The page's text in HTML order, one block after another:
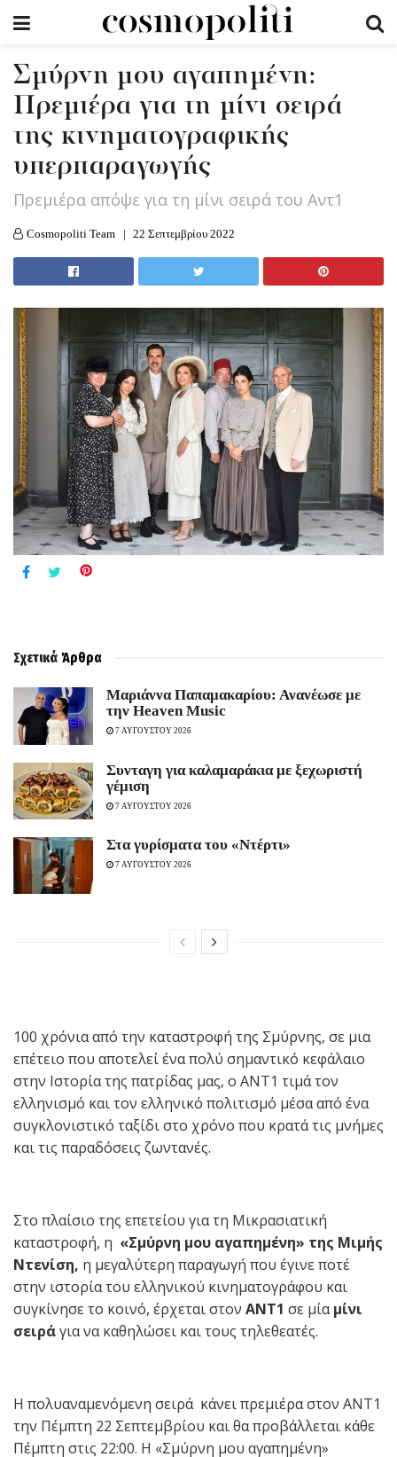
Σμύρνη μου αγαπημένη:
Πρεμιέρα για τη μίνι σειρά
της κινηματογραφικής
υπερπαραγωγής
Πρεμιέρα απόψε για τη μίνι σειρά του Αντ1
Cosmopoliti Team 22 Σεπτεμβρίου 2022
Σχετικά Άρθρα
Μαριάννα Παπαμακαρίου: Ανανέωσε με
την Heaven Music
7 ΑΥΓΟΥΣΤΟΥ 2026
Συνταγη για καλαμαράκια με ξεχωριστή
γέμιση
7 ΑΥΓΟΥΣΤΟΥ 2026
Στα γυρίσματα του «Ντέρτι»
7 ΑΥΓΟΥΣΤΟΥ 2026
100 χρόνια από την καταστροφή της Σμύρνης, σε μια
επέτειο που αποτελεί ένα πολύ σημαντικό κεφάλαιο
στην Ιστορία της πατρίδας μας, ο ΑΝΤ1 τιμά τον
ελληνισμό και τον ελληνικό πολιτισμό μέσα από ένα
συγκλονιστικό ταξίδι στο χρόνο που κρατά τις μνήμες
και τις παραδόσεις ζωντανές.
Στο πλαίσιο της επετείου για τη Μικρασιατική
καταστροφή, η «Σμύρνη μου αγαπημένη» της Μιμής
Ντενίση, η μεγαλύτερη παραγωγή που έγινε ποτέ
στην ιστορία του ελληνικού κινηματογράφου και
συγκίνησε το κοινό, έρχεται στον ΑΝΤ1 σε μίαμίνι
σειράγια να καθηλώσει και τους τηλεθεατές.
Η πολυαναμενόμενη σειρά κάνει πρεμιέρα στον ΑΝΤ1
την Πέμπτη 22 Σεπτεμβρίου και θα προβάλλεται κάθε
Πέμπτη στις 22:00. Η «Σμύρνη μου αγαπημένη»